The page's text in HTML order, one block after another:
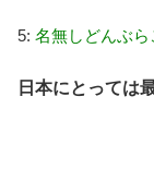
5: 名無しどんぶら
日本にとっては